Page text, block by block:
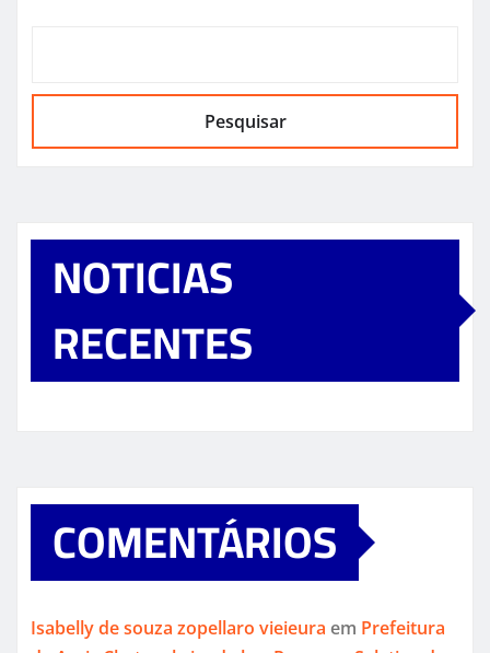
Pesquisar
NOTICIAS
RECENTES
COMENTÁRIOS
Isabelly de souza zopellaro vieieura em Prefeitura